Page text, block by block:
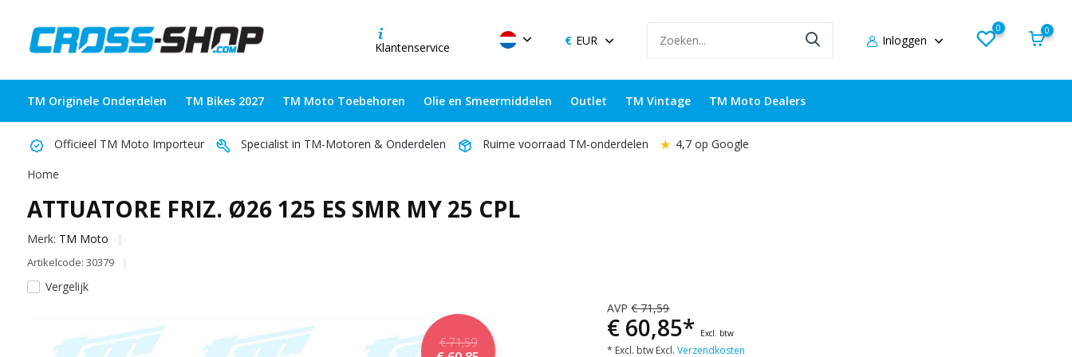
Klantenservice EUR Inloggen
0 0
TM Originele Onderdelen TM Bikes 2027 TM Moto Toebehoren Olie en Smeermiddelen Outlet TM Vintage TM Moto Dealers
Officieel TM Moto Importeur Specialist in TM-Motoren & Onderdelen Ruime voorraad TM-onderdelen ★ 4,7 op Google
Home
ATTUATORE FRIZ. Ø26 125 ES SMR MY 25 CPL
Merk: TM Moto
Artikelcode: 30379
Vergelijk
€ 71,59
AVP€ 71,59
€ 60,85* Excl. btw
* Excl. btw Excl.Verzendkosten